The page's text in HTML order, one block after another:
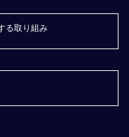
る取り組み